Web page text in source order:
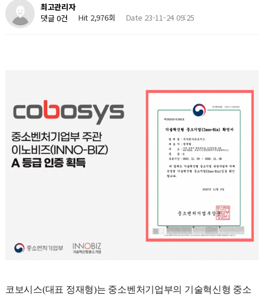
최고관리자
댓글 0건
Hit 2,976회 Date 23-11-24 09:25
코보시스(대표 정재형)는 중소벤처기업부의 기술혁신형 중소